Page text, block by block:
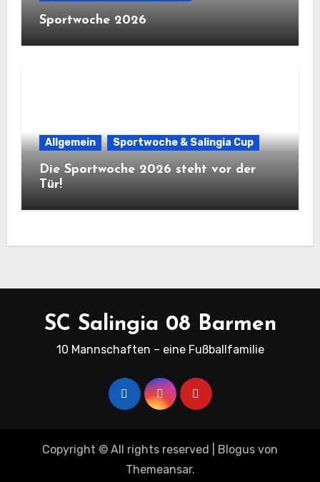
Sportwoche 2026
Allgemein Sportwoche & Salingia Cup
Die Sportwoche 2026 steht vor der
Tür!
SC Salingia 08 Barmen
10 Mannschaften – eine Fußballfamilie
Copyright © All rights reserved Blogus von
Themeansar.